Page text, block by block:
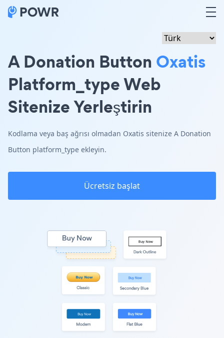
A Donation Button Oxatis
Platform_type Web
Sitenize Yerleştirin
Kodlama veya baş ağrısı olmadan Oxatis sitenize A Donation
Button platform_type ekleyin.
Ücretsiz başlat